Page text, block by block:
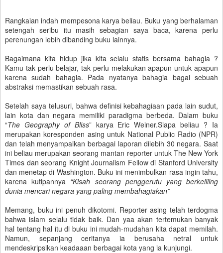
Rangkaian indah mempesona karya beliau. Buku yang berhalaman
setengah seribu itu masih sebagian saya baca, karena perlu
perenungan lebih dibanding buku lainnya.
Bagaimana kita hidup jika kita selalu statis bersama bahagia ?
Kamu tak perlu belajar, tak perlu melakukan apapun untuk apapun
karena sudah bahagia. Pada nyatanya bahagia bagai sebuah
abstraksi memastikan sebuah rasa.
Setelah saya telusuri, bahwa definisi kebahagiaan pada lain sudut,
lain kota dan negara memiliki paradigma berbeda. Dalam buku
“The Geography of Bliss” karya Eric Weiner.Siapa beliau ? Ia
merupakan koresponden asing untuk National Public Radio (NPR)
dan telah menyampaikan berbagai laporan dilebih 30 negara. Saat
ini beliau merupakan seorang mantan reporter untuk The New York
Times dan seorang Knight Journalism Fellow di Stanford University
dan menetap di Washington. Buku ini menimbulkan rasa ingin tahu,
karena kutipannya “Kisah seorang penggerutu yang berkeliling
dunia mencari negara yang paling membahagiakan”
Memang, buku ini penuh dikotomi. Reporter asing telah terdogma
bahwa islam selalu tidak baik. Dan yaa akan tertemukan banyak
hal tentang hal itu di buku ini mudah-mudahan kita dapat memilah.
Namun, sepanjang ceritanya ia berusaha netral untuk
mendeskripsikan keadaaan berbagai kota yang ia kunjungi.